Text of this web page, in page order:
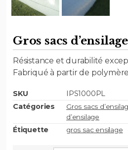
Gros sacs d’ensilage
Résistance et durabilité
Fabriqué à partir de
SKU
IPS1000PL
Catégories
Gros sacs
d’ensilage
Étiquette gros sac ensilage